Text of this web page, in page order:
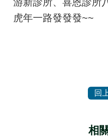
虎年一路發發發~~
相